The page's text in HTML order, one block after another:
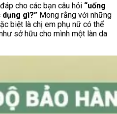
cho các bạn câu hỏi “uống
gì?” Mong rằng với những
biệt là chị em phụ nữ có thể
sở hữu cho mình một làn da